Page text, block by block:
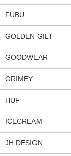
FUBU
GOLDEN GILT
GOODWEAR
GRIMEY
HUF
ICECREAM
JH DESIGN